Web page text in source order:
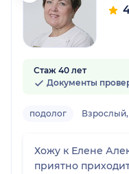
Стаж 40 лет
Документы
подолог
Хожу к Елене
приятно